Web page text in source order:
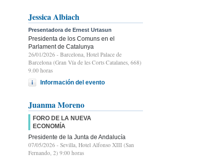
Jessica Albiach
Presentadora de Ernest Urtasun
Presidenta de los Comuns en el
Parlament de Catalunya
26/01/2026 - Barcelona, Hotel Palace de
Barcelona (Gran Vía de les Corts Catalanes, 668)
9.00 horas
Información del evento
Juanma Moreno
FORO DE LA NUEVA
ECONOMÍA
Presidente de la Junta de Andalucía
07/05/2026 - Sevilla, Hotel Alfonso XIII (San
Fernando, 2) 9:00 horas